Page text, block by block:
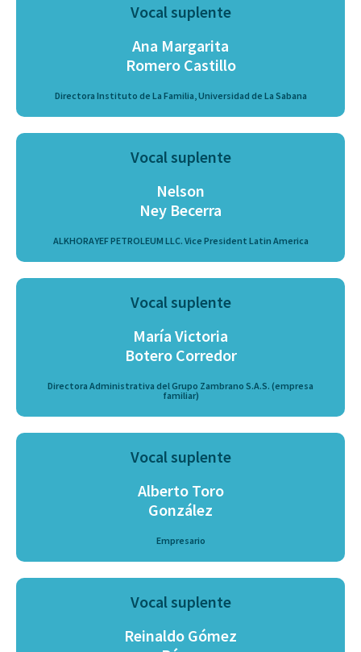
Vocal suplente
Ana Margarita
Romero Castillo
Directora Instituto de La Familia, Universidad de La Sabana
Vocal suplente
Nelson
Ney Becerra
ALKHORAYEF PETROLEUM LLC. Vice President Latin America
Vocal suplente
María Victoria
Botero Corredor
Directora Administrativa del Grupo Zambrano S.A.S. (empresa
familiar)
Vocal suplente
Alberto Toro
González
Empresario
Vocal suplente
Reinaldo Gómez